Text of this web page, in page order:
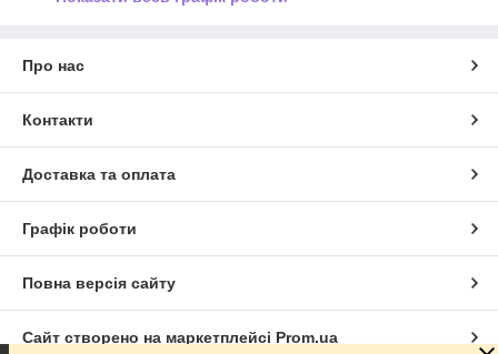
Про нас
Контакти
Доставка та оплата
Графік роботи
Повна версія сайту
Сайт створено на маркетплейсі Prom.ua